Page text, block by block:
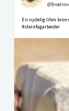
En nydelig liten
#steinfagarbeider